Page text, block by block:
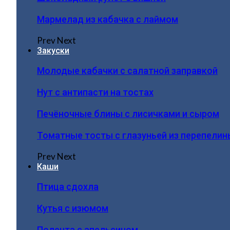
Мармелад из кабачка с лаймом
PrevNext
Закуски
Молодые кабачки с салатной заправкой
Нут с антипасти на тостах
Печёночные блины с лисичками и сыром
Томатные тосты с глазуньей из
PrevNext
Каши
Птица сдохла
Кутья с изюмом